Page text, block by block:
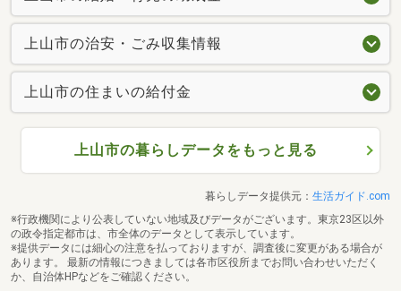
上山市の治安・ごみ収集情報
上山市の住まいの給付金
上山市の暮らしデータをもっと見る
暮らしデータ提供元： 生活ガイド.com
※行政機関により公表していない地域及びデータがございます。東京23区以外
の政令指定都市は、市全体のデータとして表示しています。
※提供データには細心の注意を払っておりますが、調査後に変更がある場合が
あります。 最新の情報につきましては各市区役所までお問い合わせいただく
か、自治体HPなどをご確認ください。